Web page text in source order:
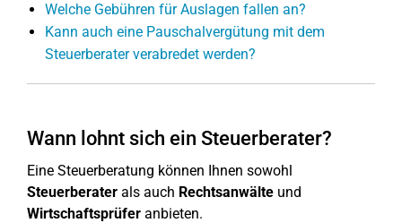
Welche Gebühren für Auslagen fallen an?
Kann auch eine Pauschalvergütung mit dem
Steuerberater verabredet werden?
Wann lohnt sich ein Steuerberater?
Eine Steuerberatung können Ihnen sowohl
Steuerberater als auch Rechtsanwälte und
Wirtschaftsprüfer anbieten.